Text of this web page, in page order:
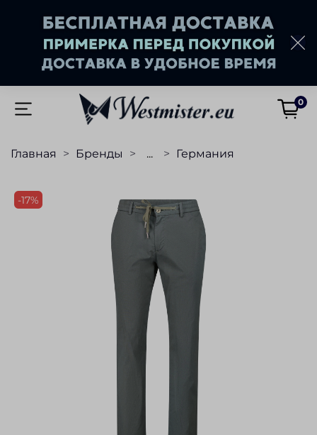
0
Главная Бренды ... Германия
-17%